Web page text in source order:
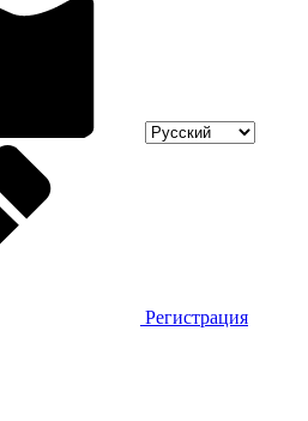
Регистрация